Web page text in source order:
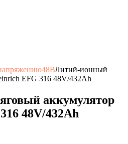
48ВЛитий-ионный
EFG 316 48V/432Ah
аккумулятор
48V/432Ah